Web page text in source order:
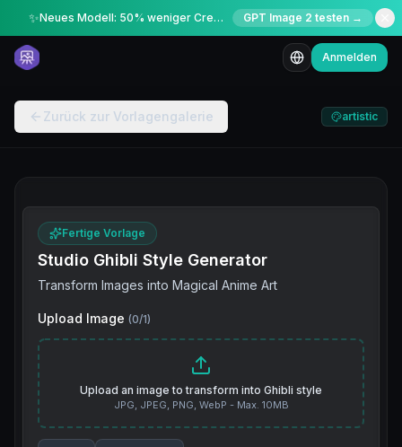
✨ Neues Modell: 50% weniger Credits für kurze Zeit GPT Image 2 testen →
Anmelden
Zurück zur Vorlagengalerie artistic
Fertige Vorlage
Studio Ghibli Style Generator
Transform Images into Magical Anime Art
Upload Image (0/1)
Upload an image to transform into Ghibli style
JPG, JPEG, PNG, WebP - Max. 10MB